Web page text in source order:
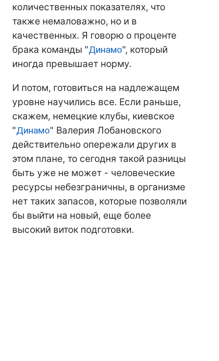
количественных показателях, что
также немаловажно, но и в
качественных. Я говорю о проценте
брака команды "Динамо", который
иногда превышает норму.
И потом, готовиться на надлежащем
уровне научились все. Если раньше,
скажем, немецкие клубы, киевское
"Динамо" Валерия Лобановского
действительно опережали других в
этом плане, то сегодня такой разницы
быть уже не может - человеческие
ресурсы небезграничны, в организме
нет таких запасов, которые позволяли
бы выйти на новый, еще более
высокий виток подготовки.